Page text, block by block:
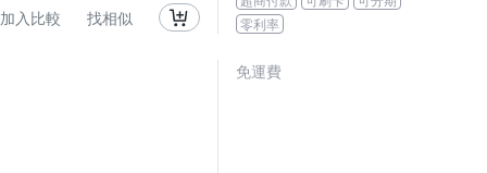
加入比較 找相似
零利率
免運費